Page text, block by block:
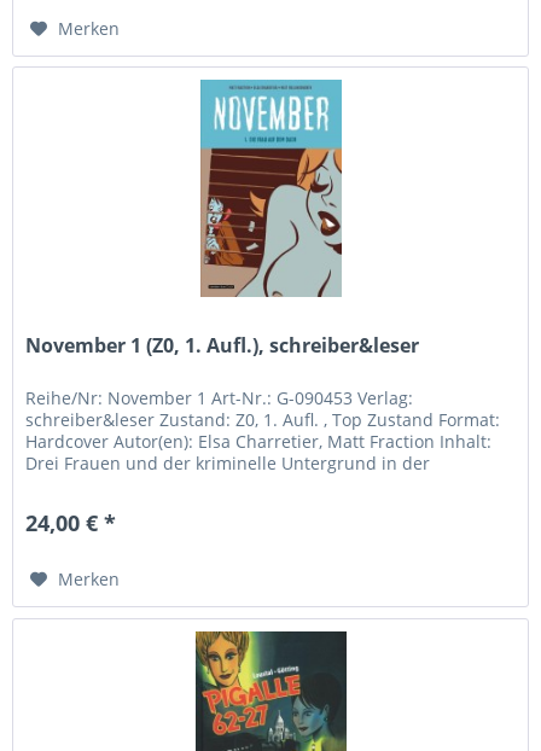
Merken
November 1 (Z0, 1. Aufl.), schreiber&leser
Reihe/Nr: November 1 Art-Nr.: G-090453 Verlag:
schreiber&leser Zustand: Z0, 1. Aufl. , Top Zustand Format:
Hardcover Autor(en): Elsa Charretier, Matt Fraction Inhalt:
Drei Frauen und der kriminelle Untergrund in der
24,00 € *
Merken